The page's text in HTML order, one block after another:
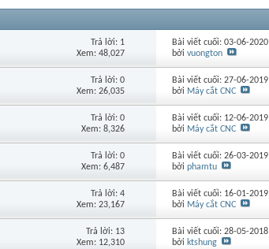
Trả lời: 1
Xem: 48,027
Bài viết cuối: 03-06-2020
bởi vuongton
Trả lời: 0
Xem: 26,035
Bài viết cuối: 27-06-2019
bởi Máy cắt CNC
Trả lời: 0
Xem: 8,326
Bài viết cuối: 12-06-2019
bởi Máy cắt CNC
Trả lời: 0
Xem: 6,487
Bài viết cuối: 26-03-2019
bởi phamtu
Trả lời: 4
Xem: 23,167
Bài viết cuối: 16-01-2019
bởi Máy cắt CNC
Trả lời: 13
Xem: 12,310
Bài viết cuối: 28-05-2018
bởi ktshung